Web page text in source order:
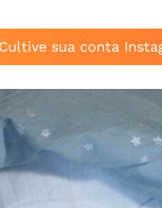
Cultive sua conta